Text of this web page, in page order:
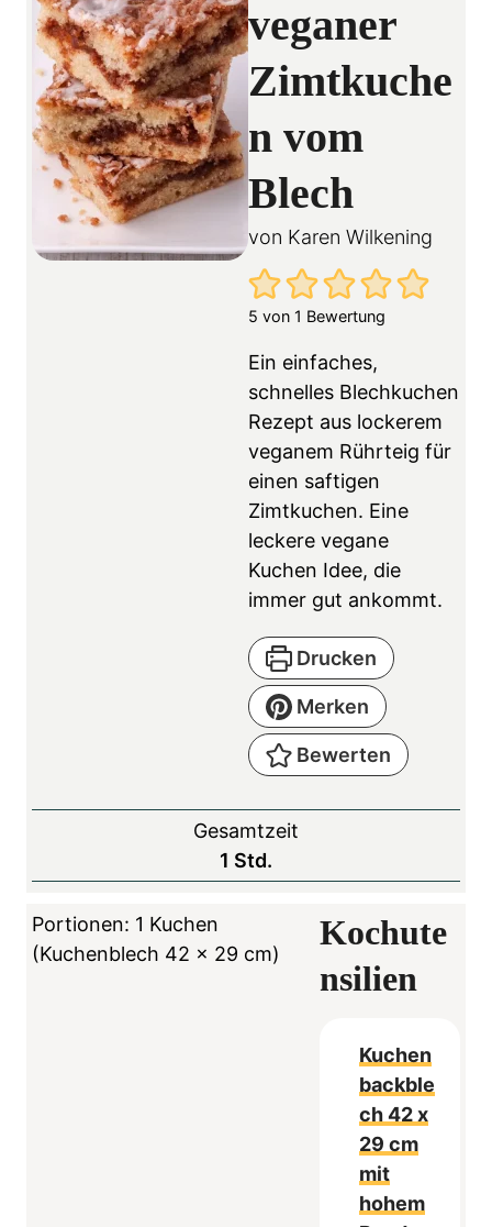
veganer
Zimtkuche
n vom
Blech
von Karen Wilkening
5 von 1 Bewertung
Ein einfaches,
schnelles Blechkuchen
Rezept aus lockerem
veganem Rührteig für
einen saftigen
Zimtkuchen. Eine
leckere vegane
Kuchen Idee, die
immer gut ankommt.
Drucken
Merken
Bewerten
Gesamtzeit
1 S
t
n
Std.
Portionen: 1 Kuchen
(Kuchenblech 42 x 29 cm)
Kochute
nsilien
Kuchen
backble
ch 42 x
29 cm
mit
hohem